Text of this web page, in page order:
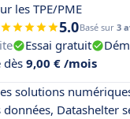
les TPE/PME
5.0Basé sur 3
Essai gratuit
dès9,00 € /mois
solutions
Datashelter